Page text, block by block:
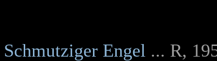
Schmutziger Engel ... R,